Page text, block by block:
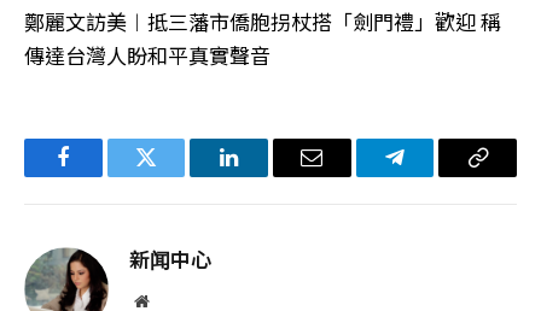
鄭麗文訪美︱抵三藩市僑胞拐杖搭「劍門禮」歡迎 稱
傳達台灣人盼和平真實聲音
FacebookTwitter LinkedIn电
Telegram复
新闻中心
网